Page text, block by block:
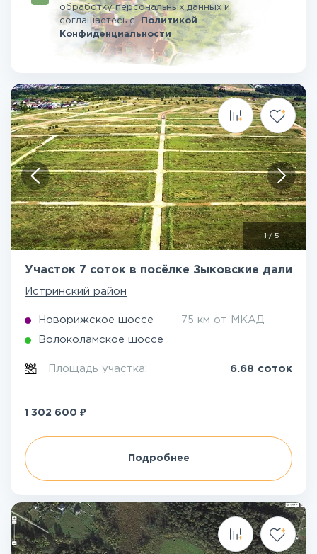
обработку персональных данных и
соглашаетесьсПолитикой
Конфиденциальности
1 / 5
Участок 7 соток в посёлке Зыковские дали
Истринский район
Новорижское шоссе 75 км от МКАД
Волоколамское шоссе
Площадь участка: 6.68 соток
1 302 600 ₽
Подробнее